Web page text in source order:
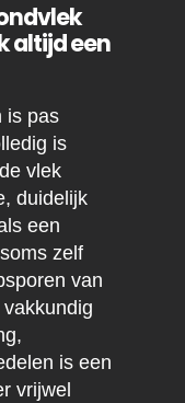
altijd een
is pas
is
vlek
duidelijk
een
zelf
van
is een
vrijwel